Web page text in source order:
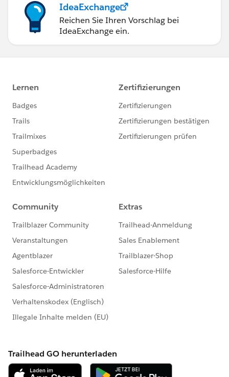
IdeaExchange
Reichen Sie Ihren Vorschlag bei
IdeaExchange ein.